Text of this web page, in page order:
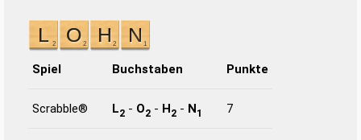
Spiel Buchstaben Punkte
Scrabble® L2 - O2 - H2 - N1 7